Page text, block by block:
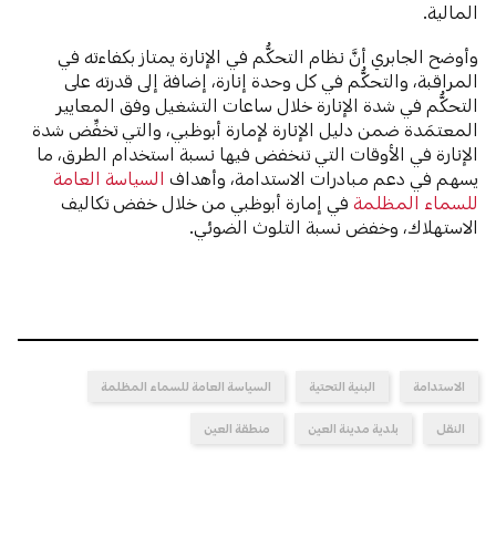
المالية.
وأوضح الجابري أنَّ نظام التحكُّم في الإنارة يمتاز بكفاءته في
المراقبة، والتحكُّم في كل وحدة إنارة، إضافة إلى قدرته على
التحكُّم في شدة الإنارة خلال ساعات التشغيل وفق المعايير
المعتمَدة ضمن دليل الإنارة لإمارة أبوظبي، والتي تخفِّض شدة
الإنارة في الأوقات التي تنخفض فيها نسبة استخدام الطرق، ما
يسهم في دعم مبادرات الاستدامة، وأهدافالسياسة العامة
للسماء المظلمةفي إمارة أبوظبي من خلال خفض تكاليف
الاستهلاك، وخفض نسبة التلوث الضوئي.
الاستدامة البنية التحتية السياسة العامة للسماء المظلمة
النقل بلدية مدينة العين منطقة العين